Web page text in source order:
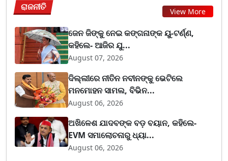
ରାଜନୀତି View More
ଜେନ ଜିଙ୍କୁ ନେଇ କଙ୍ଗନାଙ୍କ ୟୁ-ଟର୍ଣ୍ଣ,
କହିଲେ- ଆଜିର ଯୁ...
August 07, 2026
ଦିଲ୍ଲୀରେ ନୀତିନ ନବୀନଙ୍କୁ ଭେଟିଲେ
ମନମୋହନ ସାମଲ, ବିଭିନ...
August 06, 2026
ଅଖିଳେଶ ଯାଦବଙ୍କ ବଡ଼ ବୟାନ, କହିଲେ-
EVM ସମାଲୋଚନାରୁ ଧ୍ୟା...
August 06, 2026